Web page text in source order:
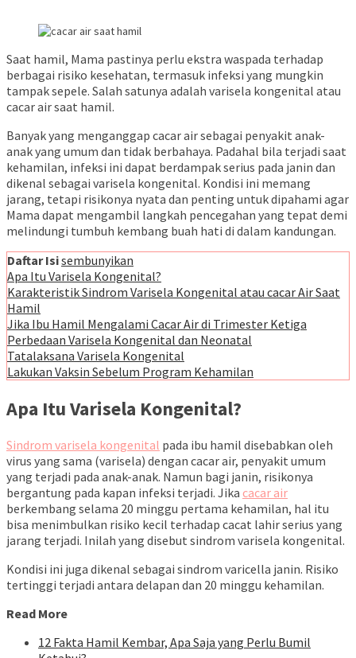
Saat hamil, Mama pastinya perlu ekstra waspada terhadap
berbagai risiko kesehatan, termasuk infeksi yang mungkin
tampak sepele. Salah satunya adalah varisela kongenital atau
cacar air saat hamil.
Banyak yang menganggap cacar air sebagai penyakit anak-
anak yang umum dan tidak berbahaya. Padahal bila terjadi saat
kehamilan, infeksi ini dapat berdampak serius pada janin dan
dikenal sebagai varisela kongenital. Kondisi ini memang
jarang, tetapi risikonya nyata dan penting untuk dipahami agar
Mama dapat mengambil langkah pencegahan yang tepat demi
melindungi tumbuh kembang buah hati di dalam kandungan.
Daftar Isisembunyikan
Apa Itu Varisela Kongenital?
Karakteristik Sindrom Varisela Kongenital atau cacar Air Saat
Hamil
Jika Ibu Hamil Mengalami Cacar Air di Trimester Ketiga
Perbedaan Varisela Kongenital dan Neonatal
Tatalaksana Varisela Kongenital
Lakukan Vaksin Sebelum Program Kehamilan
Apa Itu Varisela Kongenital?
Sindrom varisela kongenital pada ibu hamil disebabkan oleh
virus yang sama (varisela) dengan cacar air, penyakit umum
yang terjadi pada anak-anak. Namun bagi janin, risikonya
bergantung pada kapan infeksi terjadi. Jika cacar air
berkembang selama 20 minggu pertama kehamilan, hal itu
bisa menimbulkan risiko kecil terhadap cacat lahir serius yang
jarang terjadi. Inilah yang disebut sindrom varisela kongenital.
Kondisi ini juga dikenal sebagai sindrom varicella janin. Risiko
tertinggi terjadi antara delapan dan 20 minggu kehamilan.
Read More
12 Fakta Hamil Kembar, Apa Saja yang Perlu Bumil